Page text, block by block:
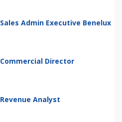
Sales Admin Executive Benelux
Commercial Director
Revenue Analyst